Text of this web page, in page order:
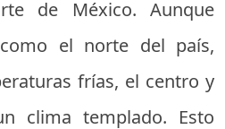
de México. Aunque
el norte del país,
frías, el centro y
clima templado. Esto